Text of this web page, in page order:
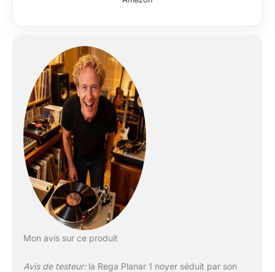
Mon avis sur ce produit
Avis de testeur:la Rega Planar 1 noyer séduit par son